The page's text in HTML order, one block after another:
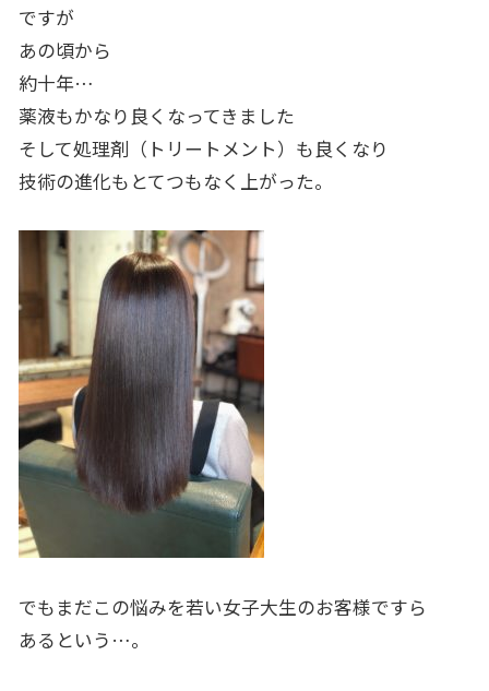
ですが
あの頃から
約十年…
薬液もかなり良くなってきました
そして処理剤（トリートメント）も良くなり
技術の進化もとてつもなく上がった。
でもまだこの悩みを若い女子大生のお客様ですら
あるという…。